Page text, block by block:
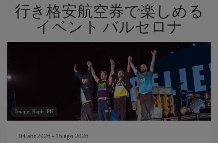
行き格安航空券で楽しめる
イベント バルセロナ
Image: Raph_PH
04 abr 2026 - 15 ago 2026